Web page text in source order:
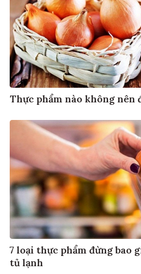
Thực phẩm nào không nên
7 loại thực phẩm đừng bao
tủ lạnh